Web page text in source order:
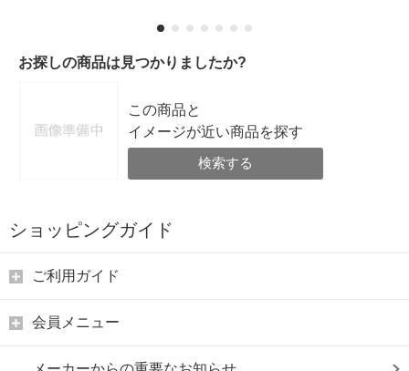
お探しの商品は見つかりましたか?
この商品と
イメージが近い商品を探す
検索する
ショッピングガイド
ご利用ガイド
会員メニュー